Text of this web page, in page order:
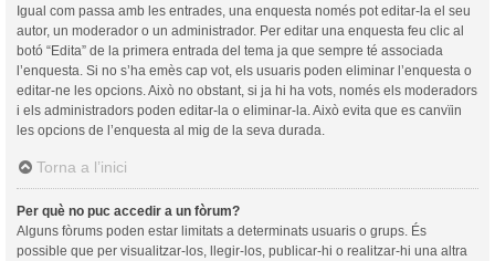
Igual com passa amb les entrades, una enquesta només pot editar-la el seu
autor, un moderador o un administrador. Per editar una enquesta feu clic al
botó “Edita” de la primera entrada del tema ja que sempre té associada
l’enquesta. Si no s’ha emès cap vot, els usuaris poden eliminar l’enquesta o
editar-ne les opcions. Això no obstant, si ja hi ha vots, només els moderadors
i els administradors poden editar-la o eliminar-la. Això evita que es canvïin
les opcions de l’enquesta al mig de la seva durada.
Torna a l’inici
Per què no puc accedir a un fòrum?
Alguns fòrums poden estar limitats a determinats usuaris o grups. És
possible que per visualitzar-los, llegir-los, publicar-hi o realitzar-hi una altra